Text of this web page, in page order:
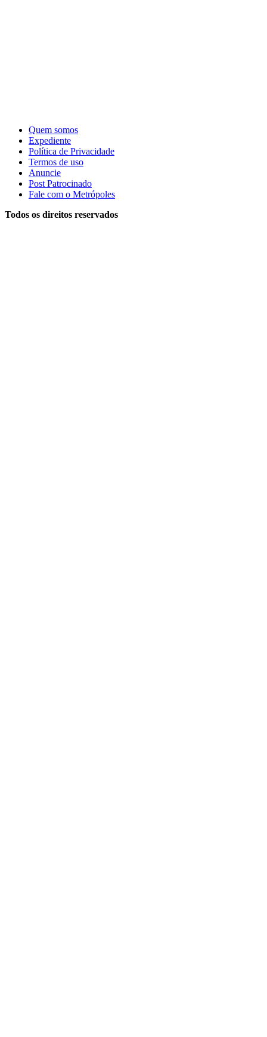
Quem somos
Expediente
Política de Privacidade
Termos de uso
Anuncie
Post Patrocinado
Fale com o Metrópoles
Todos os direitos reservados